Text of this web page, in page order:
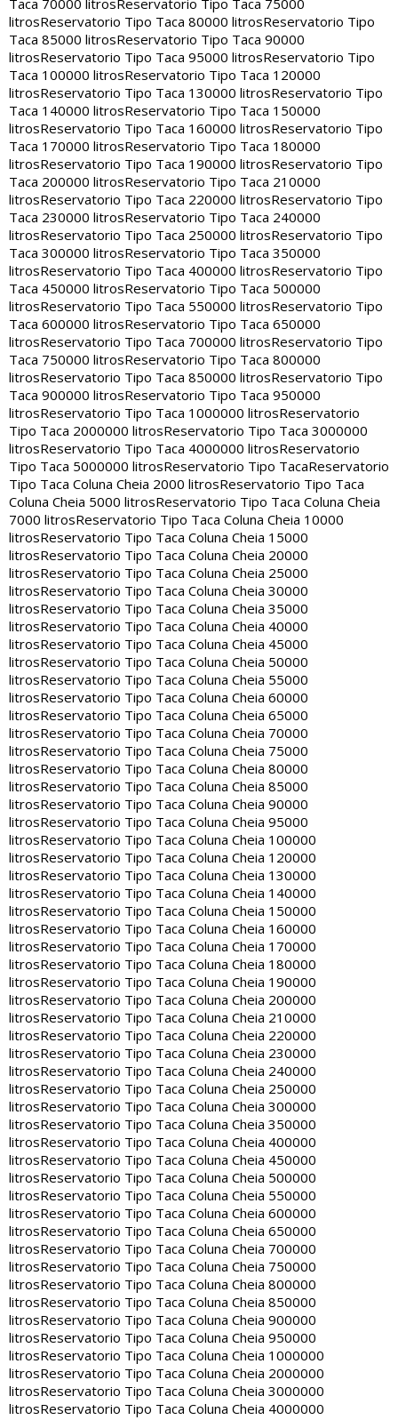
Taca 70000 litros Reservatorio Tipo Taca 75000
litrosReservatorio Tipo Taca 80000 litrosReservatorio Tipo
Taca 85000 litrosReservatorio Tipo Taca 90000
litrosReservatorio Tipo Taca 95000 litrosReservatorio Tipo
Taca 100000 litrosReservatorio Tipo Taca 120000
litrosReservatorio Tipo Taca 130000 litrosReservatorio Tipo
Taca 140000 litrosReservatorio Tipo Taca 150000
litrosReservatorio Tipo Taca 160000 litrosReservatorio Tipo
Taca 170000 litrosReservatorio Tipo Taca 180000
litrosReservatorio Tipo Taca 190000 litrosReservatorio Tipo
Taca 200000 litrosReservatorio Tipo Taca 210000
litrosReservatorio Tipo Taca 220000 litrosReservatorio Tipo
Taca 230000 litrosReservatorio Tipo Taca 240000
litrosReservatorio Tipo Taca 250000 litrosReservatorio Tipo
Taca 300000 litrosReservatorio Tipo Taca 350000
litrosReservatorio Tipo Taca 400000 litrosReservatorio Tipo
Taca 450000 litrosReservatorio Tipo Taca 500000
litrosReservatorio Tipo Taca 550000 litrosReservatorio Tipo
Taca 600000 litrosReservatorio Tipo Taca 650000
litrosReservatorio Tipo Taca 700000 litrosReservatorio Tipo
Taca 750000 litrosReservatorio Tipo Taca 800000
litrosReservatorio Tipo Taca 850000 litrosReservatorio Tipo
Taca 900000 litrosReservatorio Tipo Taca 950000
litrosReservatorio Tipo Taca 1000000 litrosReservatorio
Tipo Taca 2000000 litrosReservatorio Tipo Taca 3000000
litrosReservatorio Tipo Taca 4000000 litrosReservatorio
Tipo Taca 5000000 litrosReservatorio Tipo TacaReservatorio
Tipo Taca Coluna Cheia 2000 litrosReservatorio Tipo Taca
Coluna Cheia 5000 litrosReservatorio Tipo Taca Coluna Cheia
7000 litrosReservatorio Tipo Taca Coluna Cheia 10000
litrosReservatorio Tipo Taca Coluna Cheia 15000
litrosReservatorio Tipo Taca Coluna Cheia 20000
litrosReservatorio Tipo Taca Coluna Cheia 25000
litrosReservatorio Tipo Taca Coluna Cheia 30000
litrosReservatorio Tipo Taca Coluna Cheia 35000
litrosReservatorio Tipo Taca Coluna Cheia 40000
litrosReservatorio Tipo Taca Coluna Cheia 45000
litrosReservatorio Tipo Taca Coluna Cheia 50000
litrosReservatorio Tipo Taca Coluna Cheia 55000
litrosReservatorio Tipo Taca Coluna Cheia 60000
litrosReservatorio Tipo Taca Coluna Cheia 65000
litrosReservatorio Tipo Taca Coluna Cheia 70000
litrosReservatorio Tipo Taca Coluna Cheia 75000
litrosReservatorio Tipo Taca Coluna Cheia 80000
litrosReservatorio Tipo Taca Coluna Cheia 85000
litrosReservatorio Tipo Taca Coluna Cheia 90000
litrosReservatorio Tipo Taca Coluna Cheia 95000
litrosReservatorio Tipo Taca Coluna Cheia 100000
litrosReservatorio Tipo Taca Coluna Cheia 120000
litrosReservatorio Tipo Taca Coluna Cheia 130000
litrosReservatorio Tipo Taca Coluna Cheia 140000
litrosReservatorio Tipo Taca Coluna Cheia 150000
litrosReservatorio Tipo Taca Coluna Cheia 160000
litrosReservatorio Tipo Taca Coluna Cheia 170000
litrosReservatorio Tipo Taca Coluna Cheia 180000
litrosReservatorio Tipo Taca Coluna Cheia 190000
litrosReservatorio Tipo Taca Coluna Cheia 200000
litrosReservatorio Tipo Taca Coluna Cheia 210000
litrosReservatorio Tipo Taca Coluna Cheia 220000
litrosReservatorio Tipo Taca Coluna Cheia 230000
litrosReservatorio Tipo Taca Coluna Cheia 240000
litrosReservatorio Tipo Taca Coluna Cheia 250000
litrosReservatorio Tipo Taca Coluna Cheia 300000
litrosReservatorio Tipo Taca Coluna Cheia 350000
litrosReservatorio Tipo Taca Coluna Cheia 400000
litrosReservatorio Tipo Taca Coluna Cheia 450000
litrosReservatorio Tipo Taca Coluna Cheia 500000
litrosReservatorio Tipo Taca Coluna Cheia 550000
litrosReservatorio Tipo Taca Coluna Cheia 600000
litrosReservatorio Tipo Taca Coluna Cheia 650000
litrosReservatorio Tipo Taca Coluna Cheia 700000
litrosReservatorio Tipo Taca Coluna Cheia 750000
litrosReservatorio Tipo Taca Coluna Cheia 800000
litrosReservatorio Tipo Taca Coluna Cheia 850000
litrosReservatorio Tipo Taca Coluna Cheia 900000
litrosReservatorio Tipo Taca Coluna Cheia 950000
litrosReservatorio Tipo Taca Coluna Cheia 1000000
litrosReservatorio Tipo Taca Coluna Cheia 2000000
litrosReservatorio Tipo Taca Coluna Cheia 3000000
litrosReservatorio Tipo Taca Coluna Cheia 4000000